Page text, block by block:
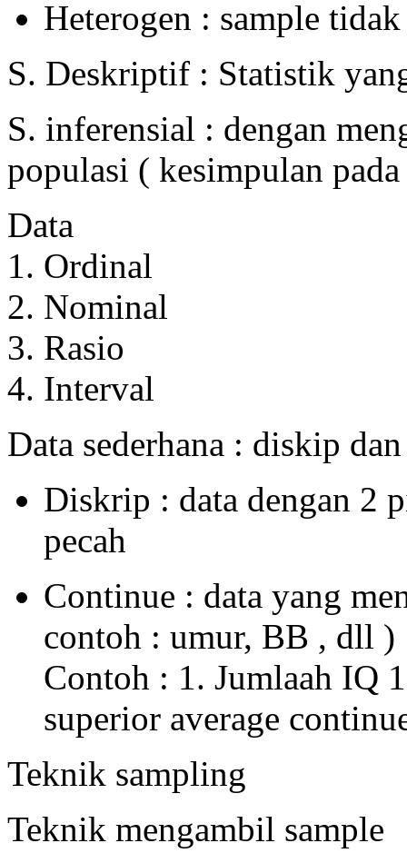
Heterogen : sample
S. Deskriptif : Statistik
S. inferensial : dengan
populasi ( kesimpulan
Data
1. Ordinal
2. Nominal
3. Rasio
4. Interval
Data sederhana : diskip
Diskrip : data dengan 2
pecah
Continue : data yang
contoh : umur, BB , dll )
Contoh : 1. Jumlaah IQ
superior average
Teknik sampling
Teknik mengambil sample